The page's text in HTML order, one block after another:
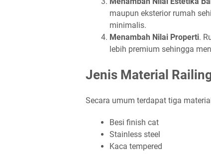
maupun eksterior rumah
minimalis.
Menambah Nilai Properti.
lebih premium sehingga
Jenis Material
Secara umum terdapat tiga
Besi finish cat
Stainless steel
Kaca tempered